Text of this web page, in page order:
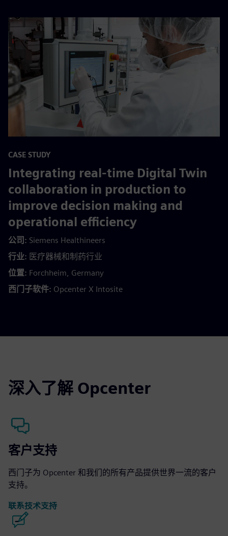
CASE STUDY
Integrating real-time Digital Twin
collaboration in production to
improve decision making and
operational efficiency
公司: Siemens Healthineers
行业: 医疗器械和制药行业
位置: Forchheim, Germany
西门子软件: Opcenter X Intosite
深入了解 Opcenter
客户支持
西门子为 Opcenter 和我们的所有产品提供世界一流的客户
支持。
联系技术支持